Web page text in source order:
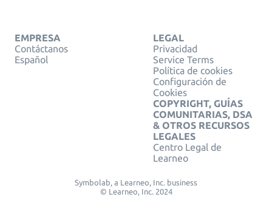
EMPRESA
Contáctanos
Español
LEGAL
Privacidad
Service Terms
Política de cookies
Configuración de
Cookies
COPYRIGHT, GUÍAS
COMUNITARIAS, DSA
& OTROS RECURSOS
LEGALES
Centro Legal de
Learneo
Symbolab, a Learneo, Inc. business
© Learneo, Inc. 2024